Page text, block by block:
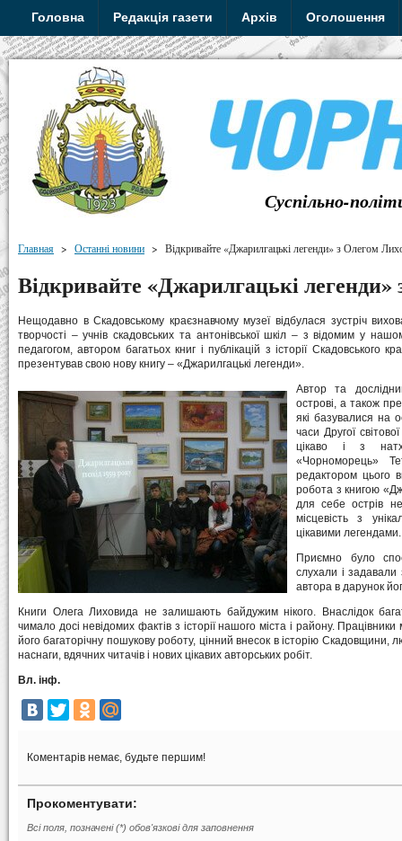
Головна Редакція газети Архів Оголошення
Суспільно-
Главная > Останні новини > Відкривайте «Джарилгацькі легенди» з Олегом
Відкривайте «Джарилгацькі
Нещодавно в Скадовському краєзнавчому музеї відбулася зустріч
творчості – учнів скадовських та антонівської шкіл – з відомим у
педагогом, автором багатьох книг і публікацій з історії
презентував свою нову книгу – «Джарилгацькі легенди».
Автор та
острові, а також
які базувалися на
часи Другої
цікаво і з
«Чорноморець»
редактором цього
робота з книгою
для себе острів
місцевість з
цікавими легендами.
Приємно було
слухали і
автора в дарунок
Книги Олега Лиховида не залишають байдужим нікого. Внаслідок
чимало досі невідомих фактів з історії нашого міста і району.
його багаторічну пошукову роботу, цінний внесок в історію Скадовщини,
наснаги, вдячних читачів і нових цікавих авторських робіт.
Вл. інф.
Коментарів немає, будьте першим!
Прокоментувати:
Всі поля, позначені (*) обов'язкові для заповнення